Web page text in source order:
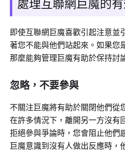
處理互聯網巨魔的
即使互聯網巨魔喜歡引起注意並
著您不能與他們站起來。如果您
那麼能夠管理巨魔有助於保持討
忽略，不要參與
不關注巨魔將有助於關閉他們從
在許多情況下，離開另一方沒有
拒絕參與爭論時，您會阻止他們
巨魔意識到沒有人做出反應時，